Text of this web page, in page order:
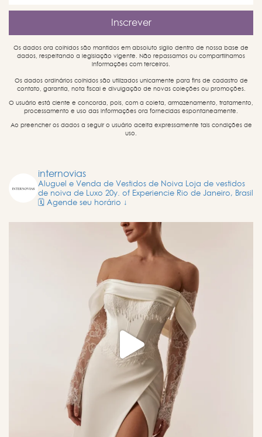
Os dados ora colhidos são mantidos em absoluto sigilo dentro de nossa base de
dados, respeitando a legislação vigente. Não repassamos ou compartilhamos
informações com terceiros.
Os dados ordinários colhidos são utilizados unicamente para fins de cadastro de
contato, garantia, nota fiscal e divulgação de novas coleções ou promoções.
O usuário está ciente e concorda, pois, com a coleta, armazenamento, tratamento,
processamento e uso das informações ora fornecidas espontaneamente.
Ao preencher os dados a seguir o usuário aceita expressamente tais condições de
uso.
internovias
Aluguel e Venda de Vestidos de Noiva Loja de vestidos
de noiva de Luxo 20y. of Experiencie Rio de Janeiro, Brasil
🗓️ Agende seu horário ↓